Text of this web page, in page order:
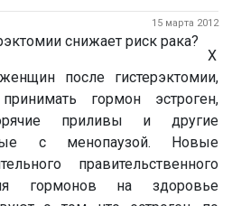
15 марта 2012
Х
после гистерэктомии,
гормон эстроген,
приливы и другие
с менопаузой. Новые
правительственного
гормонов на здоровье